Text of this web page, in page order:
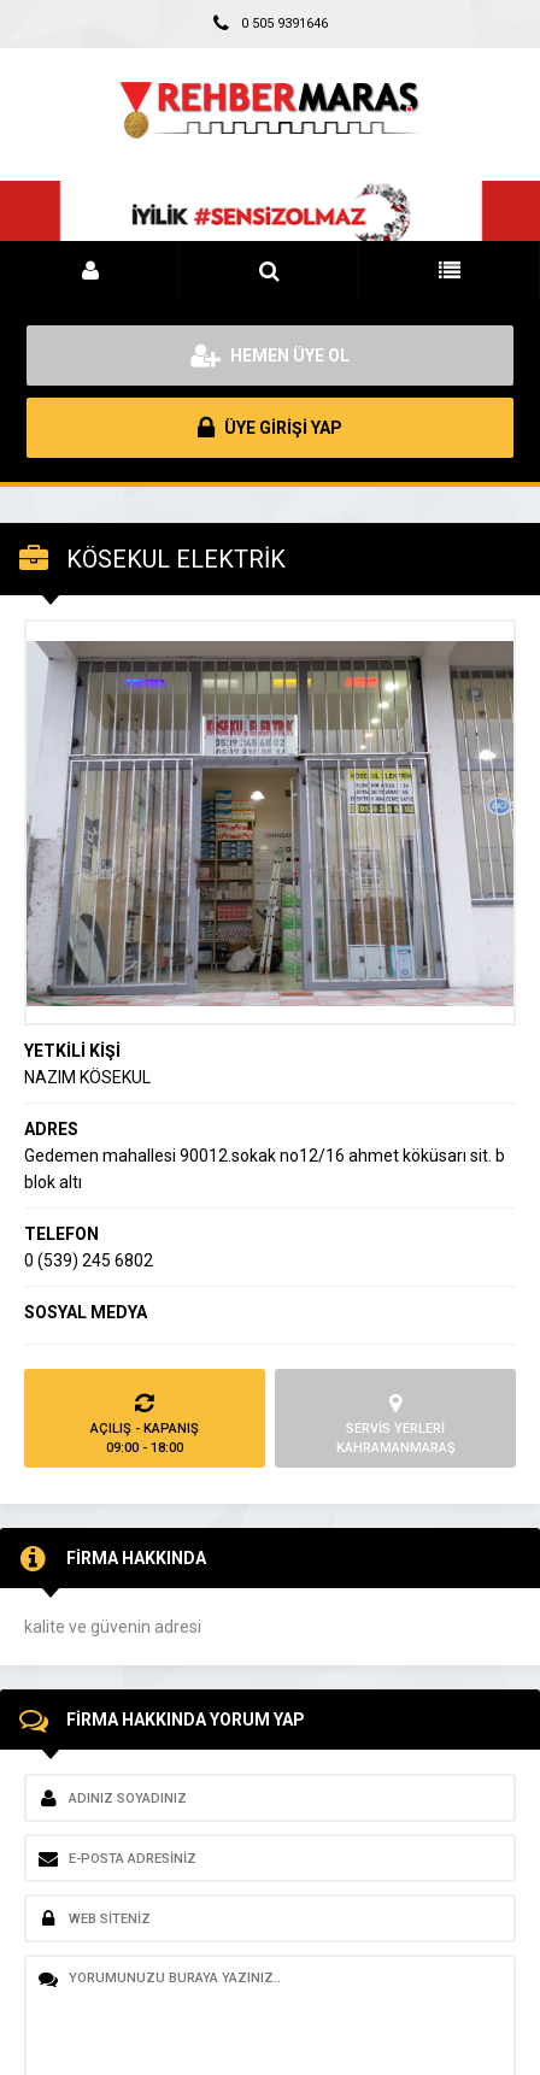
0 505 9391646
HEMEN ÜYE OL
ÜYE GİRİŞİ YAP
KÖSEKUL ELEKTRİK
YETKİLİ KİŞİ
NAZIM KÖSEKUL
ADRES
Gedemen mahallesi 90012.sokak no12/16 ahmet köküsarı sit. b
blok altı
TELEFON
0 (539) 245 6802
SOSYAL MEDYA
AÇILIŞ - KAPANIŞ
09:00 - 18:00
SERVİS YERLERİ
KAHRAMANMARAŞ
FİRMA HAKKINDA
kalite ve güvenin adresi
FİRMA HAKKINDA YORUM YAP